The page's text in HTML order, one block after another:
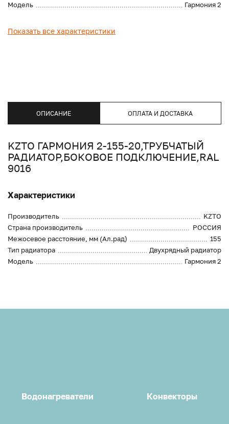
Модель
Гармония 2
Показать все характеристики
ОПИСАНИЕ ОПЛАТА И ДОСТАВКА
KZTO ГАРМОНИЯ 2-155-20,ТРУБЧАТЫЙ
РАДИАТОР,БОКОВОЕ ПОДКЛЮЧЕНИЕ,RAL
9016
Характеристики
Производитель
KZTO
Страна производитель
РОССИЯ
Межосевое расстояние, мм (Ал.рад)
155
Тип радиатора
Двухрядный радиатор
Модель
Гармония 2
Водонагреватели Конвекторы